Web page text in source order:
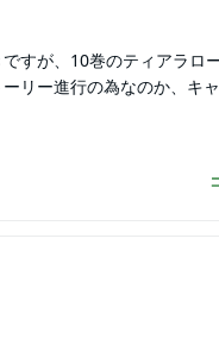
すが、10巻のティアラロ
リー進行の為なのか、キ